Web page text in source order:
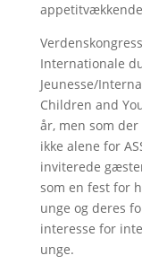
Internationale
Jeunesse/
Children and
år, men som
ikke alene for
inviterede
som en fest for
unge og deres
interesse for
unge.